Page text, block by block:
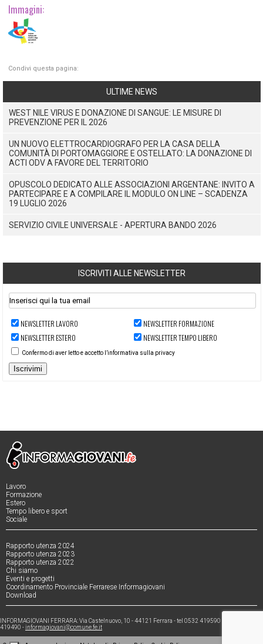
Immagini:
Condivi questa pagina:
ULTIME NEWS
WEST NILE VIRUS E DONAZIONE DI SANGUE: LE MISURE DI
PREVENZIONE PER IL 2026
UN NUOVO ELETTROCARDIOGRAFO PER LA CASA DELLA
COMUNITÀ DI PORTOMAGGIORE E OSTELLATO: LA DONAZIONE DI
ACTI ODV A FAVORE DEL TERRITORIO
OPUSCOLO DEDICATO ALLE ASSOCIAZIONI ARGENTANE: INVITO A
PARTECIPARE E A COMPILARE IL MODULO ON LINE – SCADENZA
19 LUGLIO 2026
SERVIZIO CIVILE UNIVERSALE - APERTURA BANDO 2026
ISCRIVITI ALLE NEWSLETTER
NEWSLETTER LAVORO
NEWSLETTER FORMAZIONE
NEWSLETTER ESTERO
NEWSLETTER TEMPO LIBERO
Confermo di aver letto e accetto l’informativa sulla privacy
Iscrivimi
Lavoro
Formazione
Estero
Tempo libero e sport
Sociale
Rapporto utenza 2024
Rapporto utenza 2023
Rapporto utenza 2022
Chi siamo
Eventi e progetti
Coordinamento Provinciale Ferrarese Informagiovani
Download
INFORMAGIOVANI FERRARA: Via Castelnuovo, 10 - 44121 Ferrara - tel 0532 419590 - fax 0532
419490 -informagiovani@comune.fe.it